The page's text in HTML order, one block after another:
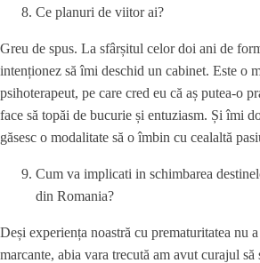
Ce planuri de viitor ai?
Greu de spus. La sfârșitul celor doi ani de
intenționez să îmi deschid un cabinet. Este o
psihoterapeut, pe care cred eu că aș putea-o
face să topăi de bucurie și entuziasm. Și îmi
găsesc o modalitate să o îmbin cu cealaltă
Cum va implicati in schimbarea
din Romania?
Deși experiența noastră cu prematuritatea nu
marcante, abia vara trecută am avut curajul